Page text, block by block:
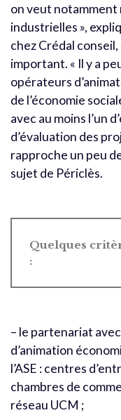
on veut notamment
industrielles »,
chez Crédal
important. « Il y a
opérateurs
de l’économie
avec au moins l’un
d’évaluation des
rapproche un peu
sujet de Périclès.
Quelques
:
– le partenariat
d’animation
l’ASE : centres
chambres de
réseau UCM ;